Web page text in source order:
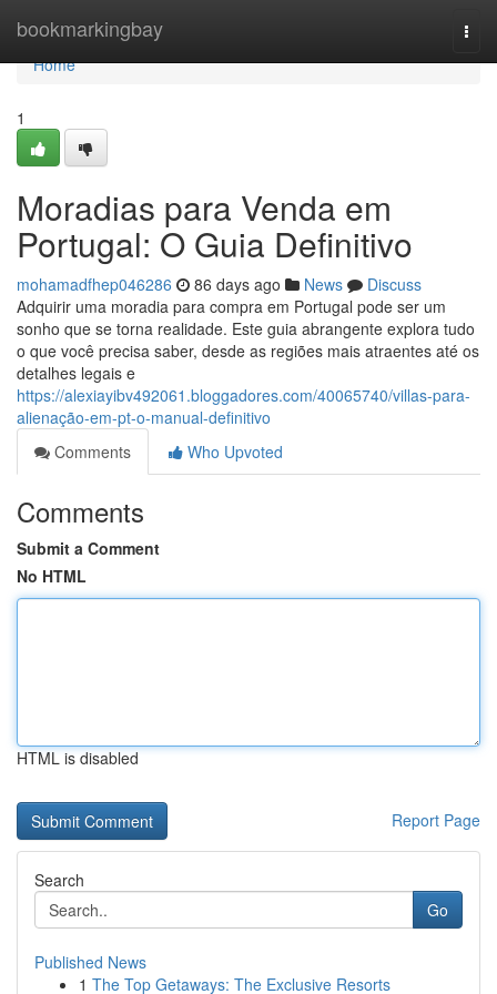
bookmarkingbay
Home
Home
1
Moradias para Venda em
Portugal: O Guia Definitivo
mohamadfhep046286 86 days ago News
Discuss
Adquirir uma moradia para compra em Portugal pode ser um
sonho que se torna realidade. Este guia abrangente explora tudo
o que você precisa saber, desde as regiões mais atraentes até os
detalhes legais e
https://alexiayibv492061.bloggadores.com/40065740/villas-para-
alienação-em-pt-o-manual-definitivo
Comments
Who Upvoted
Comments
Submit a Comment
No HTML
HTML is disabled
Report Page
Search
Go
Published News
1 The Top Getaways: The Exclusive Resorts